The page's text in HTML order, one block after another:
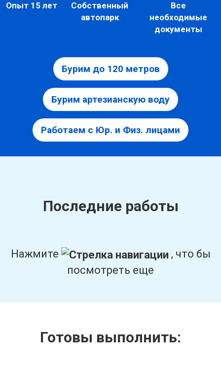
Опыт 15 лет
Собственный
автопарк
Все
необходимые
документы
Бурим до 120 метров
Бурим артезианскую воду
Работаем с Юр. и Физ. лицами
Последние работы
Нажмите
, что бы
посмотреть еще
Готовы выполнить: